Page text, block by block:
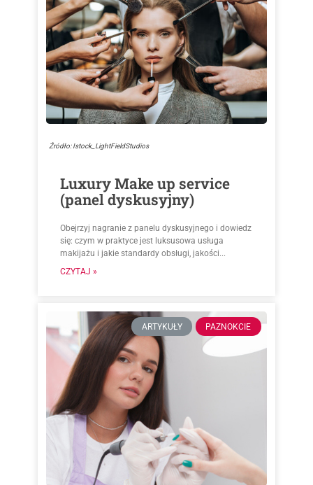
Źródło: Istock_LightFieldStudios
Luxury Make up service
(panel dyskusyjny)
Obejrzyj nagranie z panelu dyskusyjnego i dowiedz
się: czym w praktyce jest luksusowa usługa
makijażu i jakie standardy obsługi, jakości...
CZYTAJ »
ARTYKUŁY PAZNOKCIE